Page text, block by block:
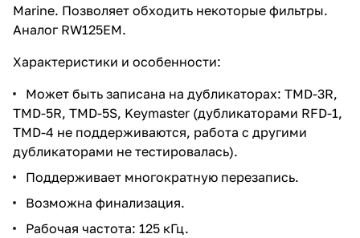
Marine. Позволяет обходить некоторые фильтры.
Аналог RW125EM.
Характеристики и особенности:
Может быть записана на дубликаторах: TMD-3R,
TMD-5R, TMD-5S, Keymaster (дубликаторами RFD-1,
TMD-4 не поддерживаются, работа с другими
дубликаторами не тестировалась).
Поддерживает многократную перезапись.
Возможна финализация.
Рабочая частота: 125 кГц.